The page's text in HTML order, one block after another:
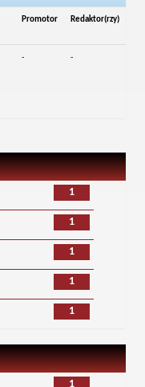
Promotor Redaktor(rzy)
- -
1
1
1
1
1
1